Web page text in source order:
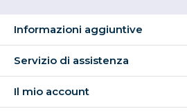
Informazioni aggiuntive
Servizio di assistenza
Il mio account